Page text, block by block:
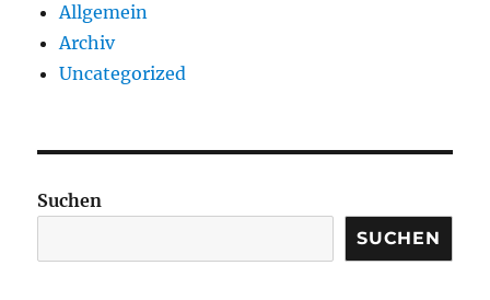
Allgemein
Archiv
Uncategorized
Suchen
SUCHEN